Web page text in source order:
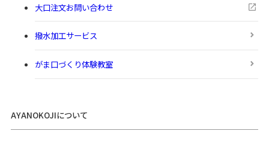
大口注文お問い合わせ
撥水加工サービス
がま口づくり体験教室
AYANOKOJIについて